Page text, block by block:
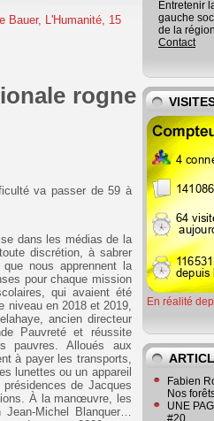
rogne
va passer de 59 à
dans les médias de la
discrétion, à sabrer
nous apprennent la
pour chaque mission
qui avaient été
niveau en 2018 et 2019,
ancien directeur
Pauvreté et réussite
pauvres. Alloués aux
à payer les transports,
lunettes ou un appareil
de Jacques
À la manœuvre, les
Michel Blanquer…
Entretenir
gauche
de la
Contact
En réalité
Fabien
Nos
UNE